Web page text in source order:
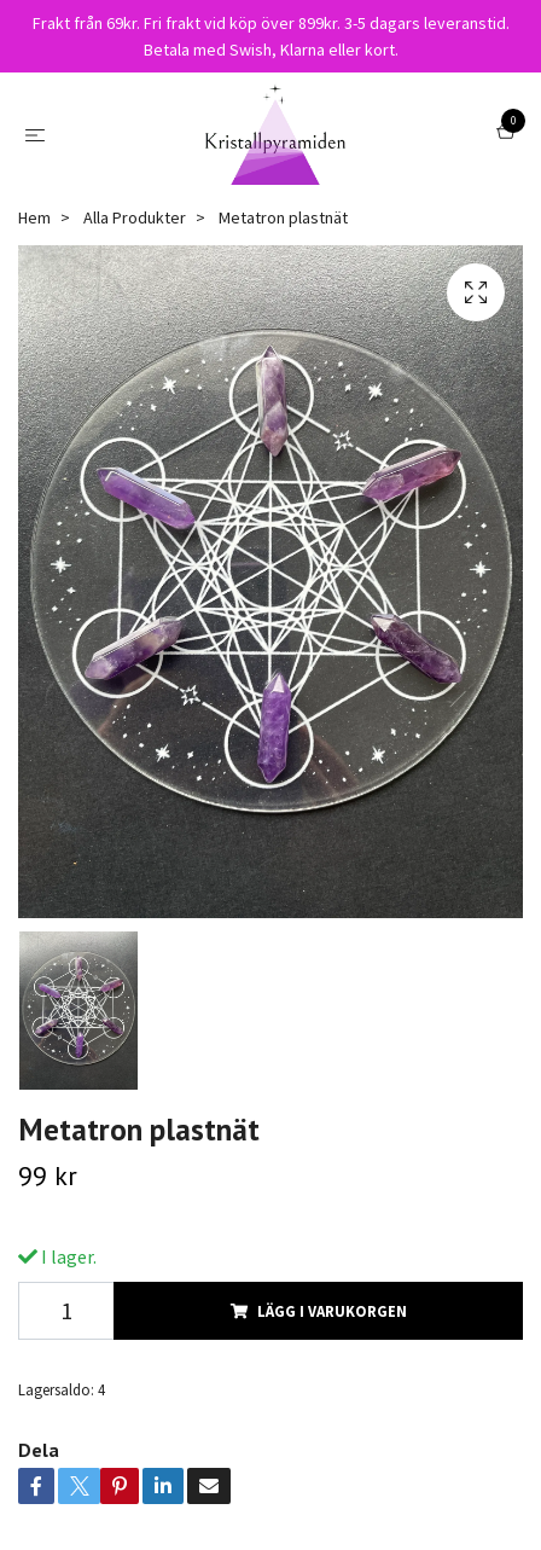
Frakt från 69kr. Fri frakt vid köp över 899kr. 3-5 dagars leveranstid.
Betala med Swish, Klarna eller kort.
0
Hem Alla Produkter Metatron plastnät
Metatron plastnät
99 kr
I lager.
LÄGG I VARUKORGEN
Lagersaldo: 4
Dela